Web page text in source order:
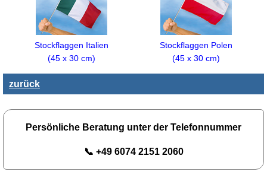
Stockflaggen Italien
(45 x 30 cm)
Stockflaggen Polen
(45 x 30 cm)
zurück
Persönliche Beratung unter der Telefonnummer
📞 +49 6074 2151 2060